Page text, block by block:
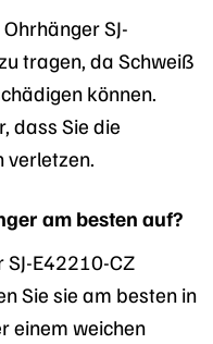
SJ-
tragen, da Schweiß
können.
dass Sie die
verletzen.
am besten auf?
SJ-E42210-CZ
Sie sie am besten in
einem weichen